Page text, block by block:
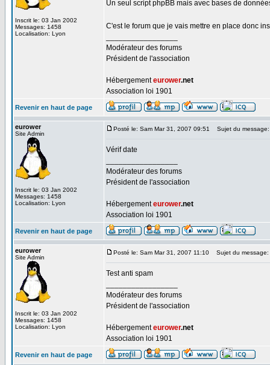
Inscrit le: 03 Jan 2002
Messages: 1458
Localisation: Lyon
Un seul script phpBB mais avec bases de
C'est le forum que je vais mettre en place donc
Modérateur des forums
Président de l'association
Hébergementeurower.net
Association loi 1901
Revenir en haut de page
eurower
Site Admin
Inscrit le: 03 Jan 2002
Messages: 1458
Localisation: Lyon
Posté le: Sam Mar 31, 2007 09:51 Sujet du message:
Vérif date
Modérateur des forums
Président de l'association
Hébergementeurower.net
Association loi 1901
Revenir en haut de page
eurower
Site Admin
Inscrit le: 03 Jan 2002
Messages: 1458
Localisation: Lyon
Posté le: Sam Mar 31, 2007 11:10 Sujet du message:
Test anti spam
Modérateur des forums
Président de l'association
Hébergementeurower.net
Association loi 1901
Revenir en haut de page